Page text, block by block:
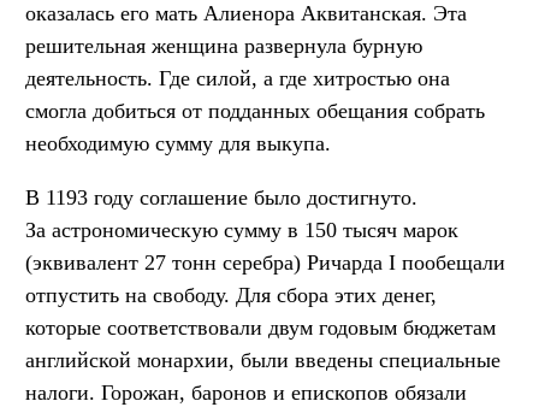
оказалась его мать Алиенора Аквитанская. Эта
решительная женщина развернула бурную
деятельность. Где силой, а где хитростью она
смогла добиться от подданных обещания собрать
необходимую сумму для выкупа.
В 1193 году соглашение было достигнуто.
За астрономическую сумму в 150 тысяч марок
(эквивалент 27 тонн серебра) Ричарда I пообещали
отпустить на свободу. Для сбора этих денег,
которые соответствовали двум годовым бюджетам
английской монархии, были введены специальные
налоги. Горожан, баронов и епископов обязали